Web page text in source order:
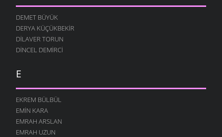
DEMET BÜYÜK
DERYA KÜÇÜKBEKIR
DILAVER TORUN
DINCEL DEMIRCI
E
EKREM BÜLBÜL
EMIN KARA
EMRAH ARSLAN
EMRAH UZUN